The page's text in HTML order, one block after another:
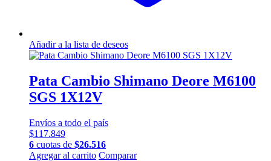
Añadir a la lista de deseos
Pata Cambio Shimano Deore M6100
SGS 1X12V
Envíos a todo el país
$117.849
6 cuotas de $26.516
Agregar al carrito Comparar